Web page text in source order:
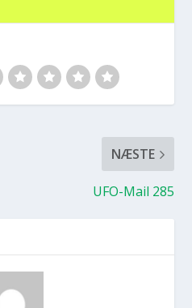
NÆSTE
UFO-Mail 285